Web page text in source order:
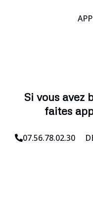
Si vous avez
faites
07.56.78.02.30